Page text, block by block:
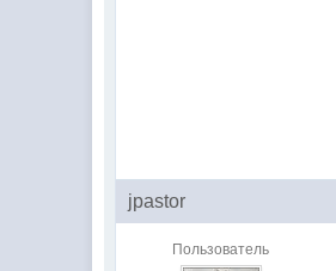
jpastor
Пользователь